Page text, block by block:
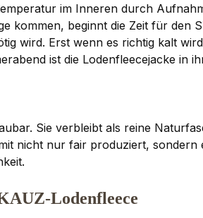
im Inneren durch
kommen, beginnt die Zeit für den
wird. Erst wenn es richtig kalt
ist die Lodenfleecejacke in
Sie verbleibt als reine
nicht nur fair produziert,
Lodenfleece